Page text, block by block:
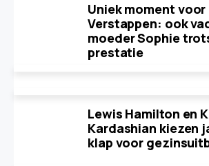
Uniek moment voor
Verstappen: ook
moeder Sophie
prestatie
Lewis Hamilton en
Kardashian kiezen
klap voor